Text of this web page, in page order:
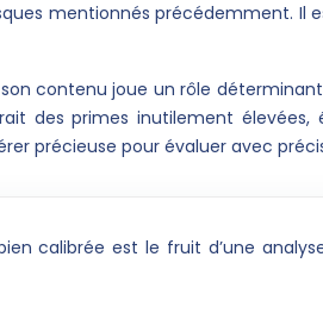
mentionnés précédemment. Il
contenu joue un rôle
des primes inutilement
précieuse pour évaluer avec
calibrée est le fruit d’une